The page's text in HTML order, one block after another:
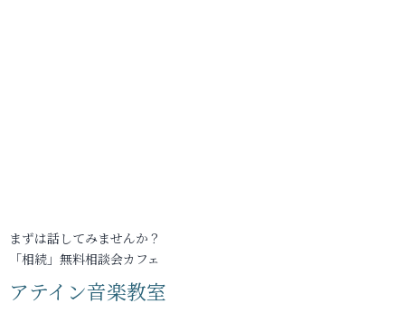
まずは話してみませんか？
「相続」無料相談会カフェ
アテイン音楽教室